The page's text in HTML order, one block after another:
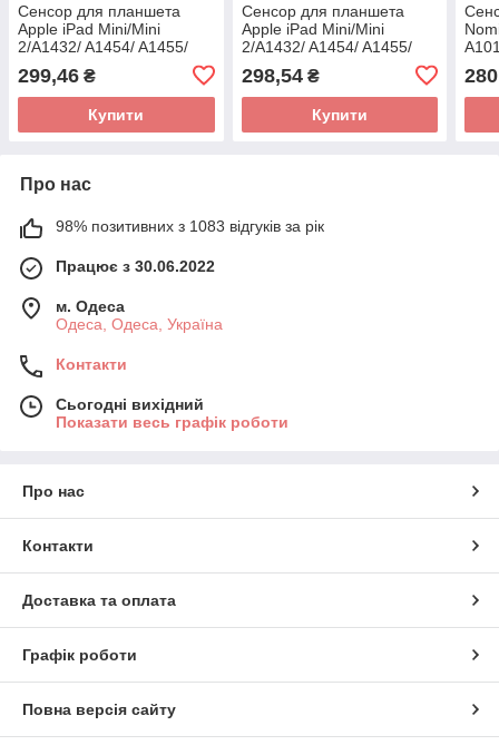
Сенсор для планшета
Apple iPad Mini/Mini
2/A1432/ A1454/ A1455/
кнопкою Home Black
299,46 ₴
Купити
Сенсор для планшета
Apple iPad Mini/Mini
2/A1432/ A1454/ A1455/
кнопкою Home White
298,54₴
Купити
3.0
Про нас
98% позитивних з 1083 відгуків за рік
Працює з 30.06.2022
м. Одеса
Одеса, Одеса, Україна
Контакти
Сьогодні вихідний
Показати весь графік роботи
Про нас
Контакти
Доставка та оплата
Графік роботи
Повна версія сайту